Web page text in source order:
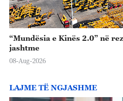
“Mundësia e Kinës 2.0” në
jashtme
08-Aug-2026
LAJME TË NGJASHME